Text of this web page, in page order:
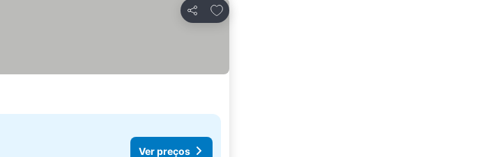
Partilhar
Adicionar aos favoritos
Ver preços